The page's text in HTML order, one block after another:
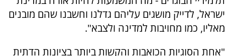
ישראל, לדייק מושגים עליהם גדלנו וחשבנו שהם מובנים
מאליו, כמו מחויבות למדינה ולצבא".
"אחת הסוגיות הכואבות והקשות ביותר בציונות הדתית